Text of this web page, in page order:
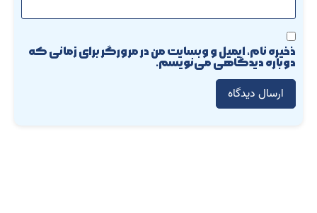
ذخیره نام، ایمیل و وبسایت من در مرورگر برای زمانی که
دوباره دیدگاهی می‌نویسم.